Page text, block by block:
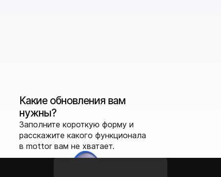
Какие обновления вам
нужны?
Заполните короткую форму и
расскажите какого функционала
в mottor вам не хватает.